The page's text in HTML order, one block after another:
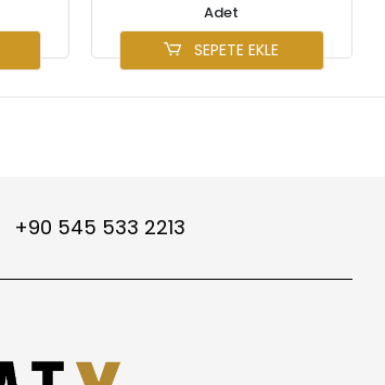
Adet
SEPETE EKLE
+90 545 533 2213